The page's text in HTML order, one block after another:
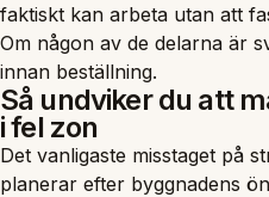
faktiskt kan arbeta utan att
Om någon av de delarna är
innan beställning.
Så undviker du att
i fel zon
Det vanligaste misstaget på
planerar efter byggnadens